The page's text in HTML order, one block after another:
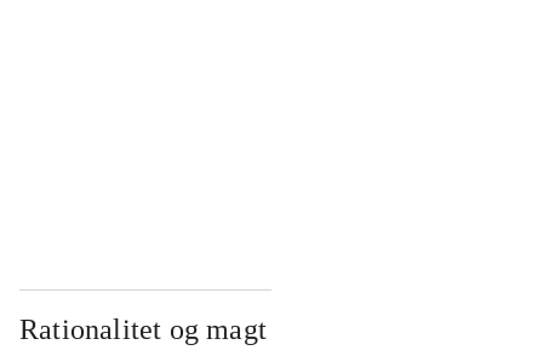
Rationalitet og magt